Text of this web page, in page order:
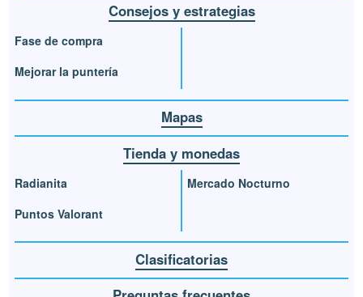
Consejos y estrategias
Fase de compra
Mejorar la puntería
Mapas
Tienda y monedas
Radianita
Puntos Valorant
Mercado Nocturno
Clasificatorias